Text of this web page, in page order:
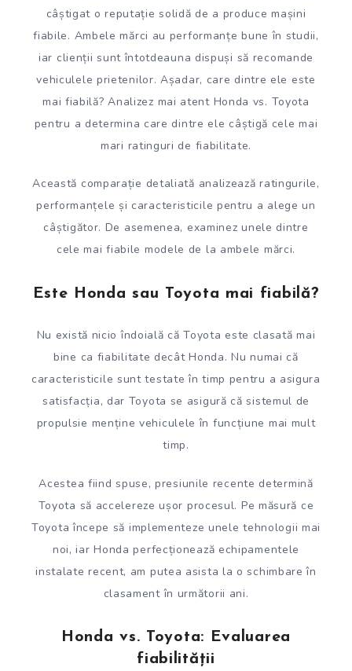
câștigat o reputație solidă de a produce mașini
fiabile. Ambele mărci au performanțe bune în studii,
iar clienții sunt întotdeauna dispuși să recomande
vehiculele prietenilor. Așadar, care dintre ele este
mai fiabilă? Analizez mai atent Honda vs. Toyota
pentru a determina care dintre ele câștigă cele mai
mari ratinguri de fiabilitate.
Această comparație detaliată analizează ratingurile,
performanțele și caracteristicile pentru a alege un
câștigător. De asemenea, examinez unele dintre
cele mai fiabile modele de la ambele mărci.
Este Honda sau Toyota mai fiabilă?
Nu există nicio îndoială că Toyota este clasată mai
bine ca fiabilitate decât Honda. Nu numai că
caracteristicile sunt testate în timp pentru a asigura
satisfacția, dar Toyota se asigură că sistemul de
propulsie menține vehiculele în funcțiune mai mult
timp.
Acestea fiind spuse, presiunile recente determină
Toyota să accelereze ușor procesul. Pe măsură ce
Toyota începe să implementeze unele tehnologii mai
noi, iar Honda perfecționează echipamentele
instalate recent, am putea asista la o schimbare în
clasament în următorii ani.
Honda vs. Toyota: Evaluarea
fiabilității